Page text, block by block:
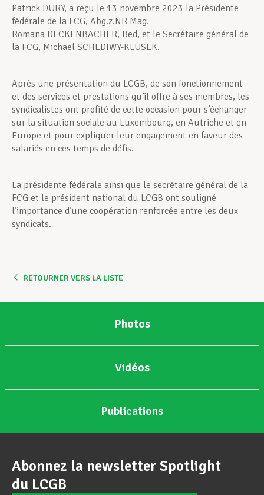
Patrick DURY, a reçu le 13 novembre 2023 la Présidente
fédérale de la FCG, Abg.z.NR Mag.
Romana DECKENBACHER, Bed, et le Secrétaire général de
la FCG, Michael SCHEDIWY-KLUSEK.
Après une présentation du LCGB, de son fonctionnement
et des services et prestations qu’il offre à ses membres, les
syndicalistes ont profité de cette occasion pour s’échanger
sur la situation sociale au Luxembourg, en Autriche et en
Europe et pour expliquer leur engagement en faveur des
salariés en ces temps de défis.
La présidente fédérale ainsi que le secrétaire général de la
FCG et le président national du LCGB ont souligné
l’importance d’une coopération renforcée entre les deux
syndicats.
RETOURNER VERS LA LISTE
Photos
Vidéos
Publications
Abonnez la newsletter Spotlight
du LCGB